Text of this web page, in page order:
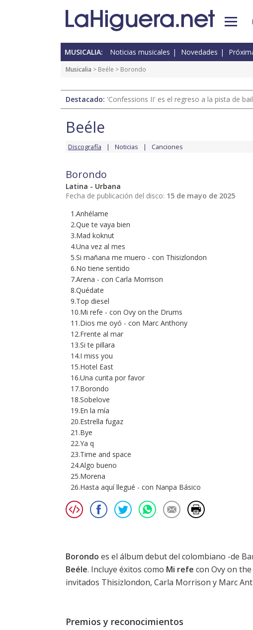
MUSICALIA: Noticias musicales Novedades
Musicalia > Beéle > Borondo
Destacado: 'Confessions II' es el regreso a la pista de
Beéle
Discografía Noticias Canciones
Borondo
Latina - Urbana
Fecha de publicación del disco: 15 de mayo de 2025
1.Anhélame
2.Que te vaya bien
3.Mad koknut
4.Una vez al mes
5.Si mañana me muero - con Thisizlondon
6.No tiene sentido
7.Arena - con Carla Morrison
8.Quédate
9.Top diesel
10.Mi refe - con Ovy on the Drums
11.Dios me oyó - con Marc Anthony
12.Frente al mar
13.Si te pillara
14.I miss you
15.Hotel East
16.Una curita por favor
17.Borondo
18.Sobelove
19.En la mía
20.Estrella fugaz
21.Bye
22.Ya q
23.Time and space
24.Algo bueno
25.Morena
26.Hasta aquí llegué - con Nanpa Básico
Borondo es el álbum debut del colombiano -de
Beéle. Incluye éxitos como Mi refe con Ovy on
invitados Thisizlondon, Carla Morrison y Marc
Premios y reconocimientos